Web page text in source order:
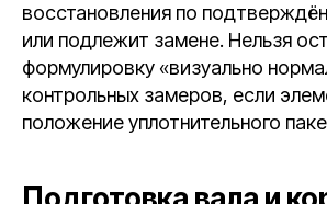
восстановления по
или подлежит замене. Нельзя
формулировку «визуально
контрольных замеров, если
положение уплотнительного